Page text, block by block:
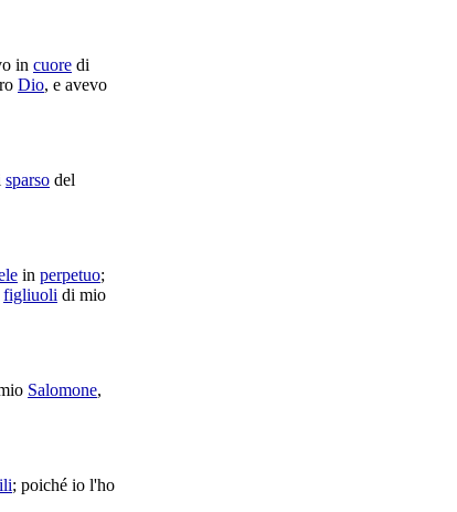
in cuore di
Dio, e avevo
sparso del
in perpetuo;
figliuoli di mio
Salomone,
; poiché io l'ho